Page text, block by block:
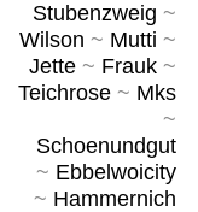
Stubenzweig ~
Wilson ~ Mutti ~
Jette~ Frauk~
Teichrose~ Mks
~
Schoenundgut
~ Ebbelwoicity
~ Hammernich